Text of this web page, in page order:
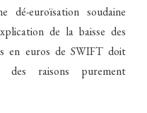
dé-euroïsation soudaine
de la baisse des
en euros de SWIFT doit
des raisons purement